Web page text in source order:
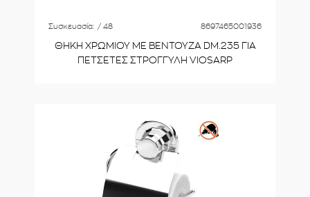
Συσκευασία: / 48 8697465001936
ΘΗΚΗ ΧΡΩΜΙΟΥ ΜΕ ΒΕΝΤΟΥΖΑ DM.235 ΓΙΑ
ΠΕΤΣΕΤΕΣ ΣΤΡΟΓΓΥΛΗ VIOSARP